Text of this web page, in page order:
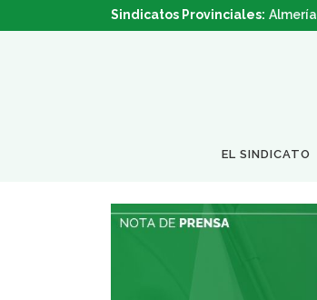
Sindicatos Provinciales: Almería
EL SINDICATO